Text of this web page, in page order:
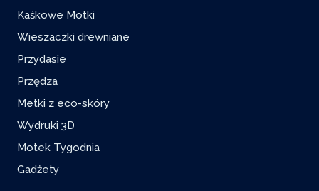
Kaśkowe Motki
Wieszaczki drewniane
Przydasie
Przędza
Metki z eco-skóry
Wydruki 3D
Motek Tygodnia
Gadżety